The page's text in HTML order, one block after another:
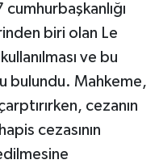
biri olan Le
ve bu
bulundu. Mahkeme,
cezanın
cezasının